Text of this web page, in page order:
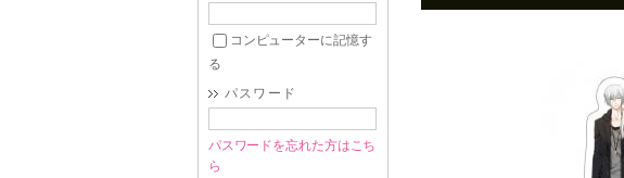
コンピューターに記憶す
る
パスワード
パスワードを忘れた方はこち
ら